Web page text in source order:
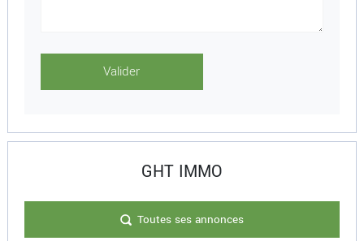
GHT IMMO
Toutes ses annonces